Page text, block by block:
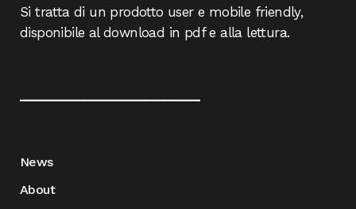
Si tratta di un prodotto user e mobile friendly,
disponibile al download in pdf e alla lettura.
News
About